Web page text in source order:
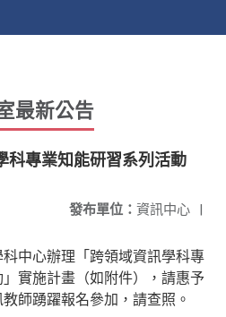
最新公告
科專業知能研習系列活動
發布單位： 資訊中心 |
中心辦理「跨領域資訊學科專
實施計畫（如附件），請惠予
師踴躍報名參加，請查照。